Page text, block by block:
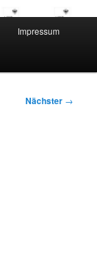
Impressum
Nächster →